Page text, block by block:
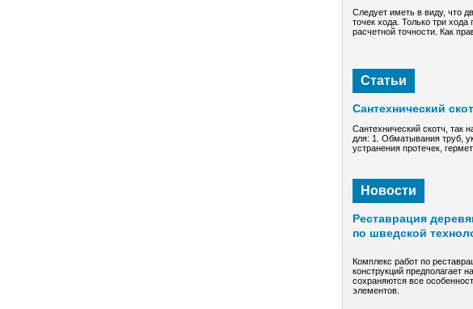
Следует иметь в виду, что
точек хода. Только три
расчетной точности. Как
Статьи
Сантехнический
Сантехнический скотч, так
для: 1. Обматывания труб,
устранения протечек,
Новости
Реставрация
по шведской
Комплекс работ по
конструкций предполагает
сохраняются все
элементов.